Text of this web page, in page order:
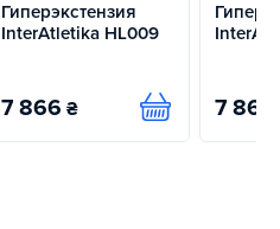
Гиперэкстензия
InterAtletika HL009
7 866 ₴ Купить 7 869